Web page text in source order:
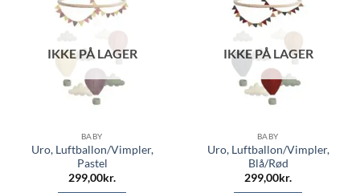
IKKE PÅ LAGER
BABY
Uro, Luftballon/Vimpler,
Pastel
299,00kr.
IKKE PÅ LAGER
BABY
Uro, Luftballon/Vimpler,
Blå/Rød
299,00kr.